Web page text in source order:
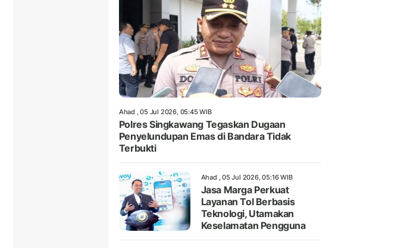
Ahad , 05 Jul 2026, 05:45 WIB
Polres Singkawang Tegaskan Dugaan
Penyelundupan Emas di Bandara Tidak
Terbukti
Ahad , 05 Jul 2026, 05:16 WIB
Jasa Marga Perkuat
Layanan Tol Berbasis
Teknologi, Utamakan
Keselamatan Pengguna